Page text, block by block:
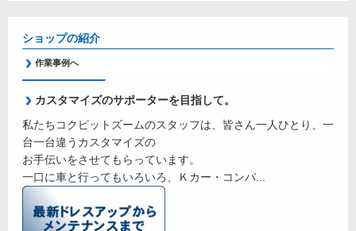
ショップの紹介
作業事例へ
カスタマイズのサポーターを目指して。
私たちコクピットズームのスタッフは、皆さん一人ひとり、一
台一台違うカスタマイズの
お手伝いをさせてもらっています。
一口に車と行ってもいろいろ、Ｋカー・コンパ...